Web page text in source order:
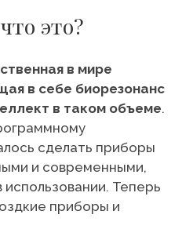
это?
в мире
в себе биорезонанс
в таком объеме.
сделать приборы
и современными,
Теперь
приборы и